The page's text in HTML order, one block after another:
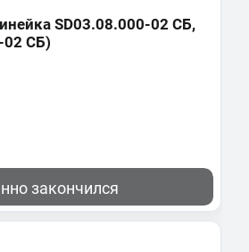
SD03.08.000-02 СБ,
02 СБ)
закончился